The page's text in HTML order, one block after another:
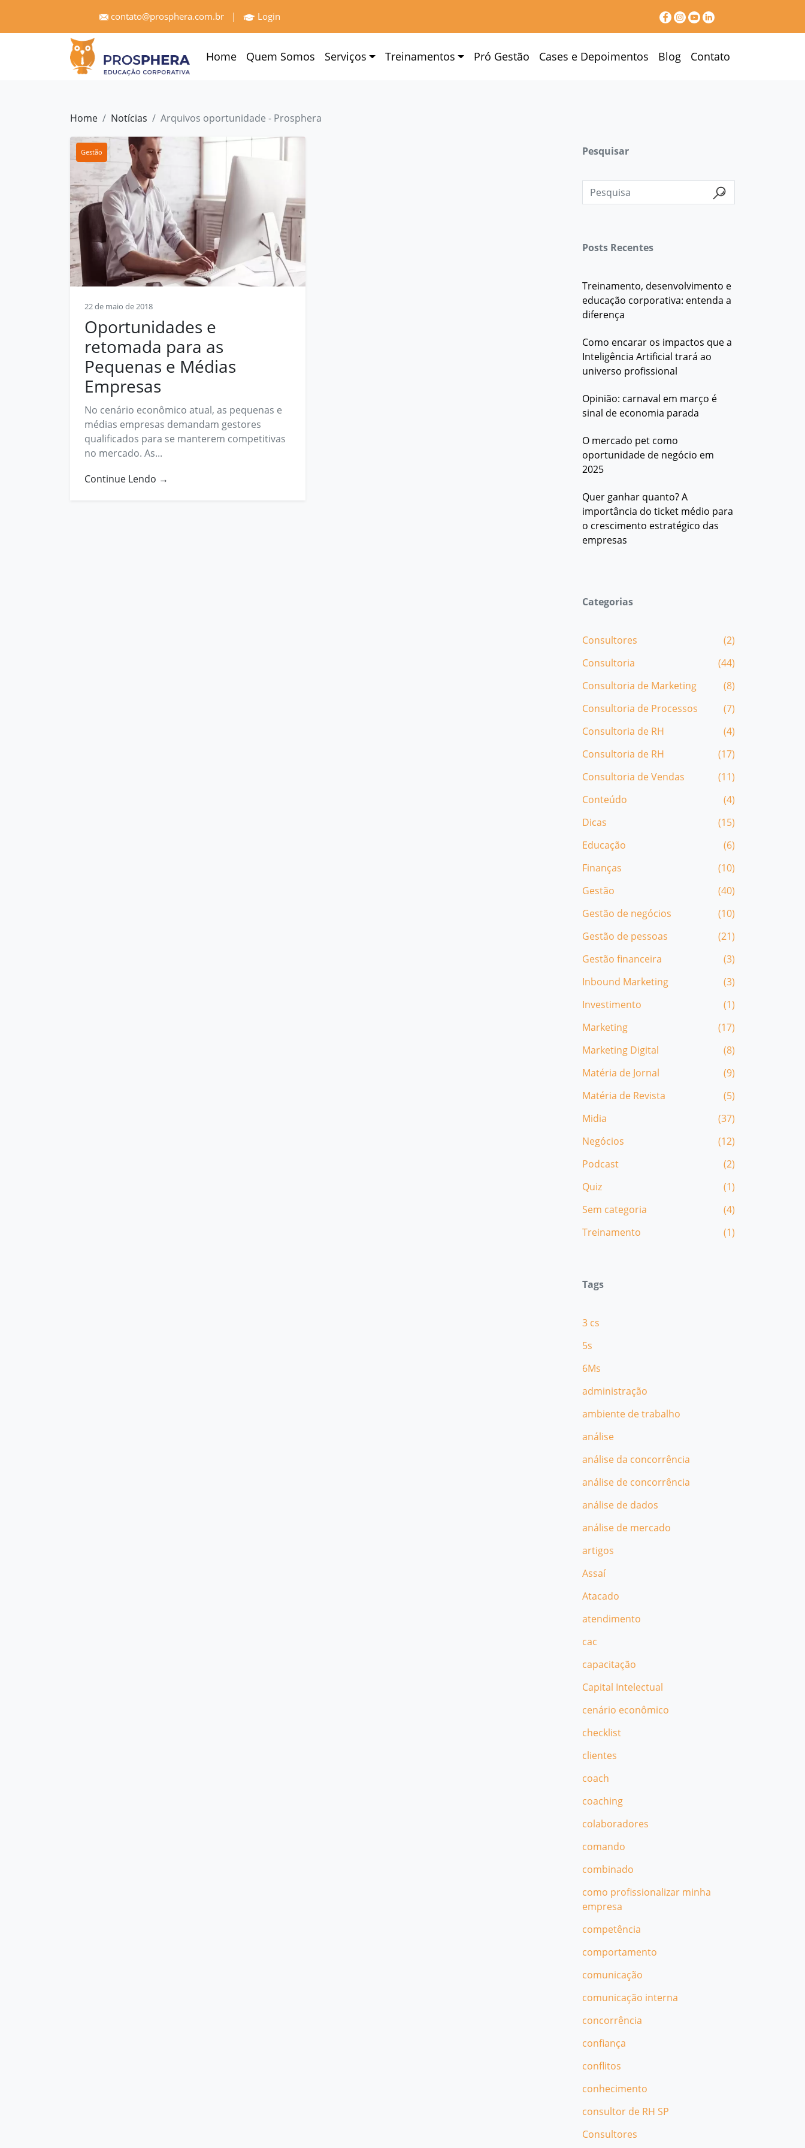
Depoimentos
contato@prosphera.com.br | Login
Home Quem Somos Serviços Treinamentos Pró Gestão Cases e Depoimentos Blog Contato
Home Notícias Arquivos oportunidade - Prosphera
Gestão
22 de maio de 2018
Oportunidades e
retomada para as
Pequenas e Médias
Empresas
No cenário econômico atual, as pequenas e
médias empresas demandam gestores
qualificados para se manterem competitivas
no mercado. As...
Continue Lendo →
Pesquisar
Posts Recentes
Treinamento, desenvolvimento e
educação corporativa: entenda a
diferença
Como encarar os impactos que a
Inteligência Artificial trará ao
universo profissional
Opinião: carnaval em março é
sinal de economia parada
O mercado pet como
oportunidade de negócio em
2025
Quer ganhar quanto? A
importância do ticket médio para
o crescimento estratégico das
empresas
Categorias
Consultores
(2)
Consultoria
(44)
Consultoria de Marketing
(8)
Consultoria de Processos
(7)
Consultoria de RH
(4)
Consultoria de RH
(17)
Consultoria de Vendas
(11)
Conteúdo
(4)
Dicas
(15)
Educação
(6)
Finanças
(10)
Gestão
(40)
Gestão de negócios
(10)
Gestão de pessoas
(21)
Gestão financeira
(3)
Inbound Marketing
(3)
Investimento
(1)
Marketing
(17)
Marketing Digital
(8)
Matéria de Jornal
(9)
Matéria de Revista
(5)
Midia
(37)
Negócios
(12)
Podcast
(2)
Quiz
(1)
Sem categoria
(4)
Treinamento
(1)
Tags
3 cs
5s
6Ms
administração
ambiente de trabalho
análise
análise da concorrência
análise de concorrência
análise de dados
análise de mercado
artigos
Assaí
Atacado
atendimento
cac
capacitação
Capital Intelectual
cenário econômico
checklist
clientes
coach
coaching
colaboradores
comando
combinado
como profissionalizar minha
empresa
competência
comportamento
comunicação
comunicação interna
concorrência
confiança
conflitos
conhecimento
consultor de RH SP
Consultores